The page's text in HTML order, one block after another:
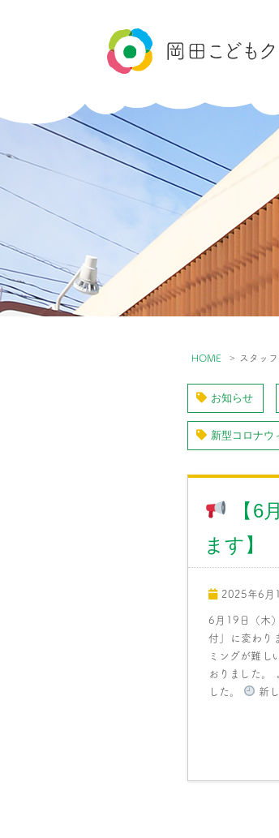
HOME スタッ
お知らせ
新型コロナウ
【6
ます】
2025年6月
6月19日（木
付」に変わり
ミングが難
おりました。
した。
新